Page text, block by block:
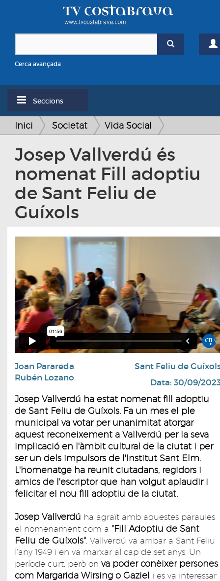
Cerca avançada
Seccions
Inici Societat Vida Social
Josep Vallverdú és
nomenat Fill adoptiu
de Sant Feliu de
Guíxols
Joan Parareda
Rubén Lozano
Sant Feliu de
Data: 30/09/
Josep Vallverdú ha estat nomenat fill adoptiu
de Sant Feliu de Guíxols. Fa un mes el ple
municipal va votar per unanimitat atorgar
aquest reconeixement a Vallverdú per la seva
implicació en l'àmbit cultural de la ciutat i per
ser un dels impulsors de l'Institut Sant Elm.
L'homenatge ha reunit ciutadans, regidors i
amics de l'escriptor que han volgut aplaudir i
felicitar el nou fill adoptiu de la ciutat.
Josep Vallverdú ha agraït amb aquestes paraules
el nomenament com a "Fill Adoptiu de Sant
Feliu de Guíxols" . Vallverdú va arribar a Sant Feliu
l'any 1949 i en va marxar al cap de set anys. Un
període curt, però on va poder conèixer persones
com Margarida Wirsing o Gaziel i es va interessar